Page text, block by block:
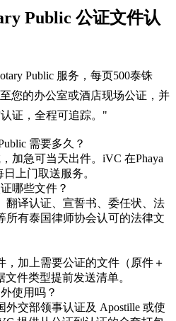
Public 公证文件认
Public 服务，每页500泰铢
您的办公室或酒店现场公证，并
证，全程可追踪。 "
需要多久？
加急可当天出件。iVC 在Phaya
上门取送服务。
哪些文件？
翻译认证、宣誓书、委任状、法
所有泰国律师协会认可的法律文
，加上需要公证的文件（原件＋
件类型提前发送清单。
使用吗？
外交部领事认证及 Apostille 或使